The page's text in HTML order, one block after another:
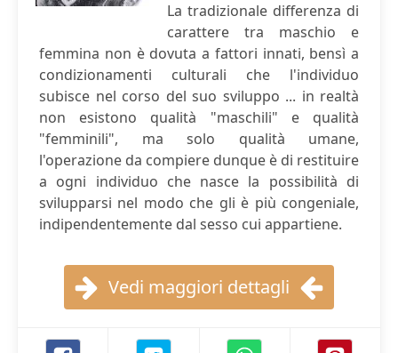
La tradizionale differenza di
carattere tra maschio e
femmina non è dovuta a fattori innati, bensì a
condizionamenti culturali che l'individuo
subisce nel corso del suo sviluppo ... in realtà
non esistono qualità "maschili" e qualità
"femminili", ma solo qualità umane,
l'operazione da compiere dunque è di restituire
a ogni individuo che nasce la possibilità di
svilupparsi nel modo che gli è più congeniale,
indipendentemente dal sesso cui appartiene.
Vedi maggiori dettagli